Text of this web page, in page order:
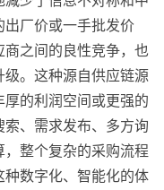
出厂价或一手批发价
之间的良性竞争，也
。这种源自供应链源
的利润空间或更强的
、需求发布、多方询
整个复杂的采购流程
数字化、智能化的体